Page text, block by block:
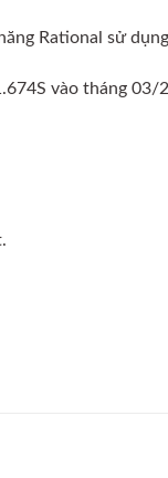
Rational sử
vào tháng 03/